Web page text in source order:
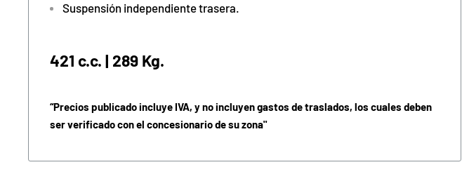
Suspensión independiente trasera.
421 c.c. | 289 Kg.
“Precios publicado incluye IVA, y no incluyen gastos de traslados, los cuales deben
ser verificado con el concesionario de su zona"